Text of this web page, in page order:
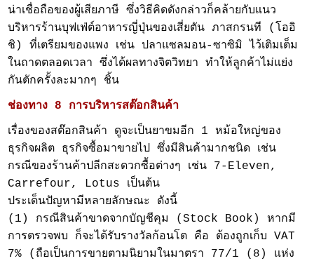
น่าเชื่อถือของผู้เสียภาษี ซึ่งวิธีคิดดังกล่าวก็คล้ายกับแนว
บริหารร้านบุฟเฟ่ต์อาหารญี่ปุ่นของเสี่ยตัน ภาสกรนที (โออิ
ชิ) ที่เตรียมของแพง เช่น ปลาแซลมอน-ซาซิมิ ไว้เติมเต็ม
ในถาดตลอดเวลา ซึ่งได้ผลทางจิตวิทยา ทำให้ลูกค้าไม่แย่ง
กันตักครั้งละมากๆ ชิ้น
ช่องทาง 8 การบริหารสต๊อกสินค้า
เรื่องของสต๊อกสินค้า ดูจะเป็นยาขมอีก 1 หม้อใหญ่ของ
ธุรกิจผลิต ธุรกิจซื้อมาขายไป ซึ่งมีสินค้ามากชนิด เช่น
กรณีของร้านค้าปลีกสะดวกซื้อต่างๆ เช่น 7-Eleven,
Carrefour, Lotus เป็นต้น
ประเด็นปัญหามีหลายลักษณะ ดังนี้
(1) กรณีสินค้าขาดจากบัญชีคุม (Stock Book) หากมี
การตรวจพบ ก็จะได้รับรางวัลก้อนโต คือ ต้องถูกเก็บ VAT
7% (ถือเป็นการขายตามนิยามในมาตรา 77/1 (8) แห่ง